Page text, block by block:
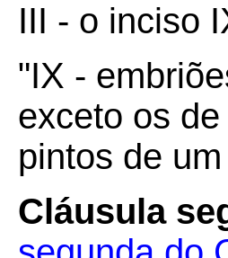
III - o inciso
"IX -
exceto os
pintos de
Cláusula